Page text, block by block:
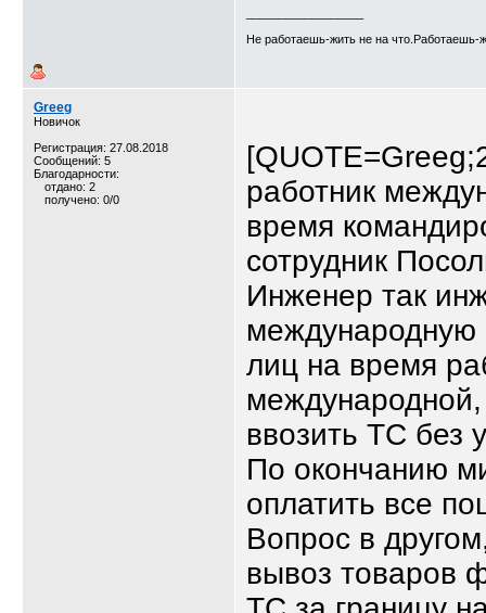
Не работаешь-жить не на что.Работаешь-
Greeg
Новичок
Регистрация: 27.08.2018
Сообщений: 5
Благодарности:
отдано: 2
получено: 0/0
работник
время
сотрудник
Инженер так
международную
лиц на время
международной,
ввозить ТС
По окончанию
оплатить все
Вопрос в
вывоз товаров